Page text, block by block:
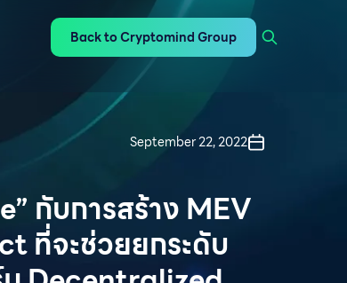
Back to Cryptomind Group
September 22, 2022
กับการสร้าง MEV
ที่จะช่วยยกระดับ